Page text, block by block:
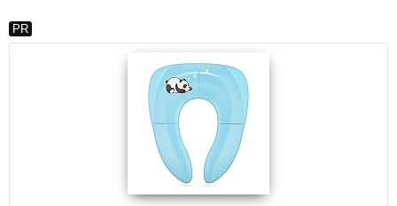
PR